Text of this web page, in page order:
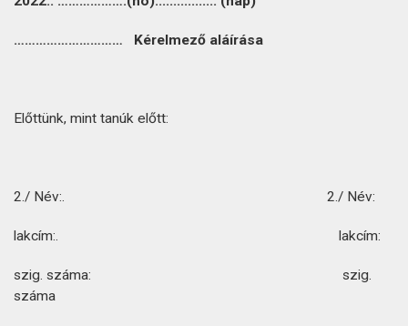
………………………… Kérelmező aláírása
Előttünk, mint tanúk előtt:
2./ Név:. 2./ Név:
lakcím:. lakcím:
szig. száma: szig.
száma